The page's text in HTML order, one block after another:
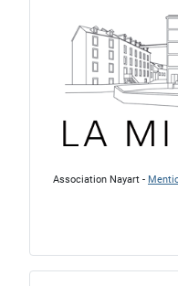
Association Nayart -